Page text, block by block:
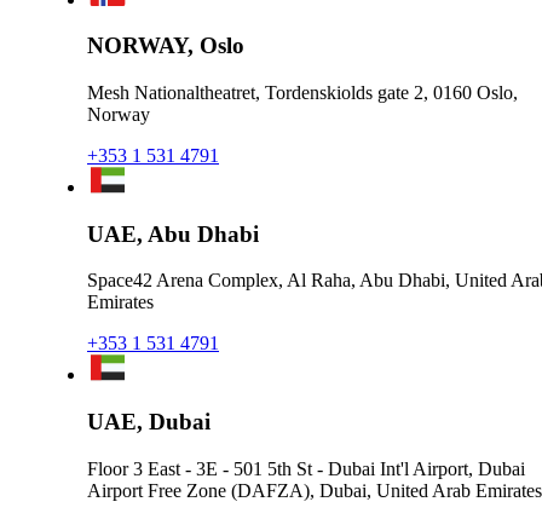
NORWAY, Oslo
Mesh Nationaltheatret, Tordenskiolds gate 2, 0160 Oslo,
Norway
+353 1 531 4791
UAE, Abu Dhabi
Space42 Arena Complex, Al Raha, Abu Dhabi, United
Emirates
+353 1 531 4791
UAE, Dubai
Floor 3 East - 3E - 501 5th St - Dubai Int'l Airport, Dubai
Airport Free Zone (DAFZA), Dubai, United Arab Emirates